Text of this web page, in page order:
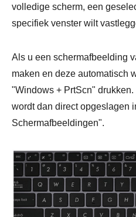
volledige scherm, een
specifiek venster wilt
Als u een schermafbeelding
maken en deze automatisch
"Windows + PrtScn"
wordt dan direct opgeslagen
Schermafbeeldingen".